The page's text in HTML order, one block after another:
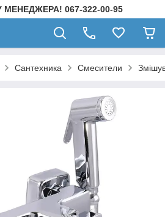
067-322-00-95
Сантехника Смесители